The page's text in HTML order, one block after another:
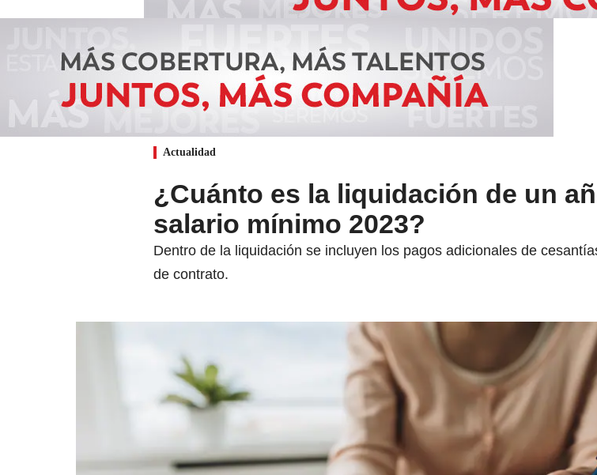
Actualidad
¿Cuánto es la liquidación de un
salario mínimo 2023?
Dentro de la liquidación se incluyen los pagos adicionales de
de contrato.